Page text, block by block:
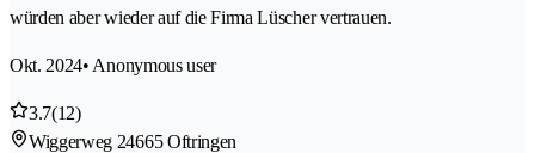
würden aber wieder auf die Firma Lüscher vertrauen.
Okt. 2024• Anonymous user
3.7(12)
Wiggerweg 24665 Oftringen